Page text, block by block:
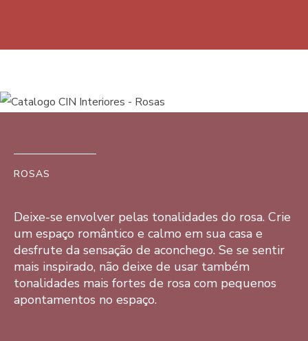
ROSAS
Deixe-se envolver pelas tonalidades do rosa. Crie
um espaço romântico e calmo em sua casa e
desfrute da sensação de aconchego. Se se sentir
mais inspirado, não deixe de usar também
tonalidades mais fortes de rosa com pequenos
apontamentos no espaço.